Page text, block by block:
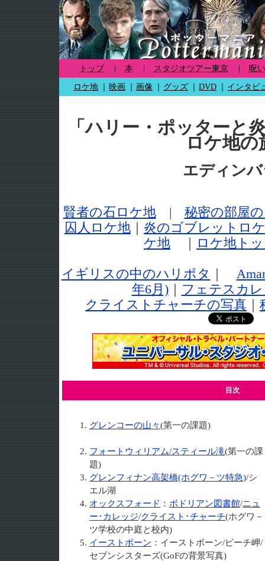
トップ 本 スタジオツアー東京 呪
ロケ地 映画 画像 グッズ DVD インタビ
「ハリー・ポッターと
ロケ地の
エディン
賢者の石ロケ地| 秘密の部屋
囚人ロケ地
炎のゴブレットロ
ケ地
ロケ地ト
イギリスの中のハリポタ
年6月)｜
フェテスカ
クライストチャーチの写真
目次
グレンコーの山々(第一の課題)
フォートウィリアム/スティール滝(第一の課
題)
グレンフィナン高架橋(ホグワ－ツ特急)/シ
エル湖
オックスフォード ： ボドリアン図書館/ニュ
ー･カレッジ/クライスト･チャーチ(ホグワ－
ツ学校の中庭と校内)
イーストボーン ：イーストボーン/ビーチ岬/
セブンシスターズ(GoFの背景写真)